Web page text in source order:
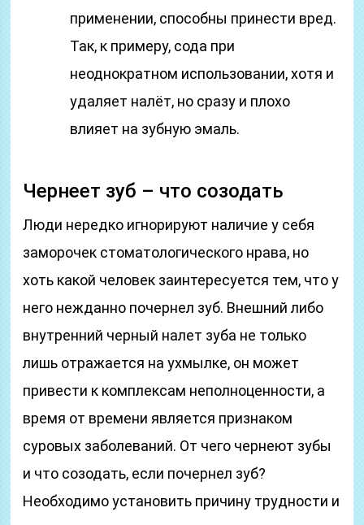
применении, способны принести вред.
Так, к примеру, сода при
неоднократном использовании, хотя и
удаляет налёт, но сразу и плохо
влияет на зубную эмаль.
Чернеет зуб – что созодать
Люди нередко игнорируют наличие у себя
заморочек стоматологического нрава, но
хоть какой человек заинтересуется тем, что у
него нежданно почернел зуб. Внешний либо
внутренний черный налет зуба не только
лишь отражается на ухмылке, он может
привести к комплексам неполноценности, а
время от времени является признаком
суровых заболеваний. От чего чернеют зубы
и что созодать, если почернел зуб?
Необходимо установить причину трудности и